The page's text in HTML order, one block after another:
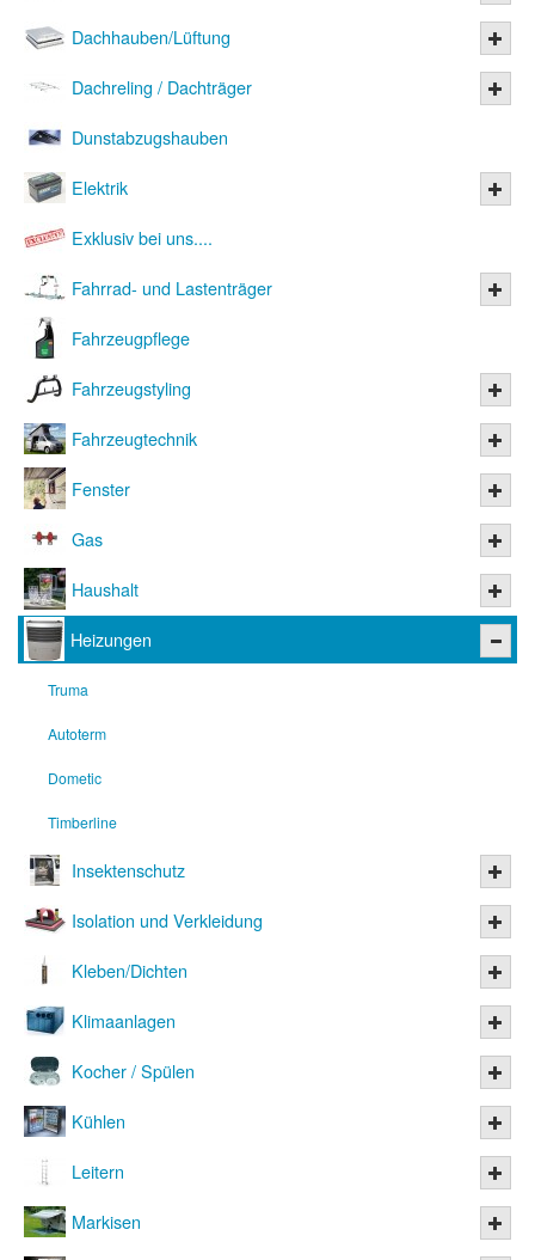
Dachhauben/Lüftung
Dachreling / Dachträger
Dunstabzugshauben
Elektrik
Exklusiv bei uns....
Fahrrad- und Lastenträger
Fahrzeugpflege
Fahrzeugstyling
Fahrzeugtechnik
Fenster
Gas
Haushalt
Heizungen
Truma
Autoterm
Dometic
Timberline
Insektenschutz
Isolation und Verkleidung
Kleben/Dichten
Klimaanlagen
Kocher / Spülen
Kühlen
Leitern
Markisen